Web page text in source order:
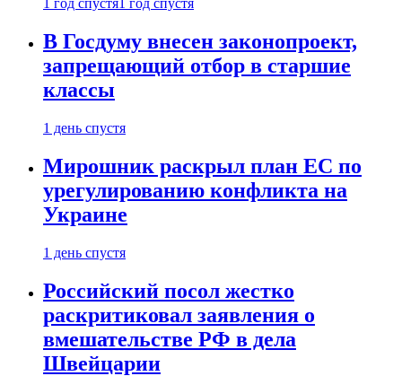
1 год спустя 1 год спустя
В Госдуму внесен законопроект,
запрещающий отбор в старшие
классы
1 день спустя
Мирошник раскрыл план ЕС по
урегулированию конфликта на
Украине
1 день спустя
Российский посол жестко
раскритиковал заявления о
вмешательстве РФ в дела
Швейцарии